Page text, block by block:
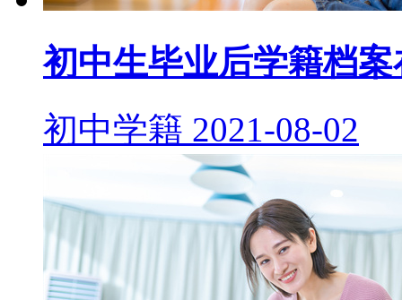
初中生毕业后学籍档
初中学籍 2021-08-02